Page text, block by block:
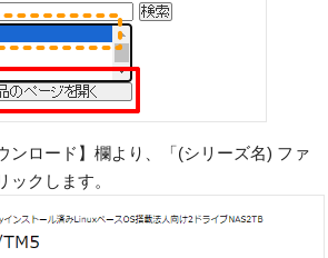
ンロード】欄より、「(シリーズ名) ファ
ックします。